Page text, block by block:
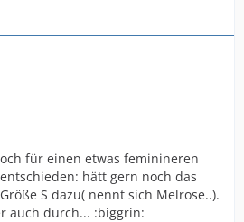
für einen etwas feminineren
hätt gern noch das
S dazu( nennt sich Melrose..).
auch durch... :biggrin: